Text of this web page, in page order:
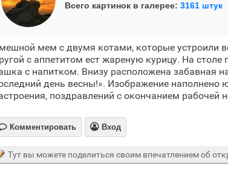
Всего картинок в галерее: 3161 штук
мем с двумя котами, которые устроили
с аппетитом ест жареную курицу. На
с напитком. Внизу расположена забавная
день весны!». Изображение наполнено
поздравлений с окончанием рабочей
Комментировать  Вход
Тут вы можете поделиться своим впечатлением об